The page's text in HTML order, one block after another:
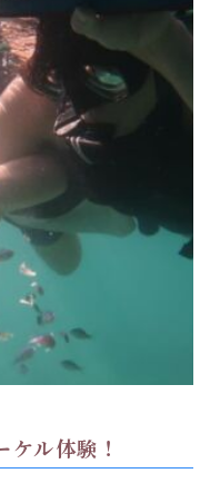
ル体験！